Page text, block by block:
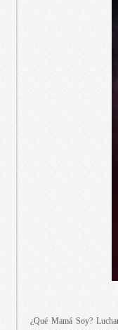
¿Qué Mamá Soy?